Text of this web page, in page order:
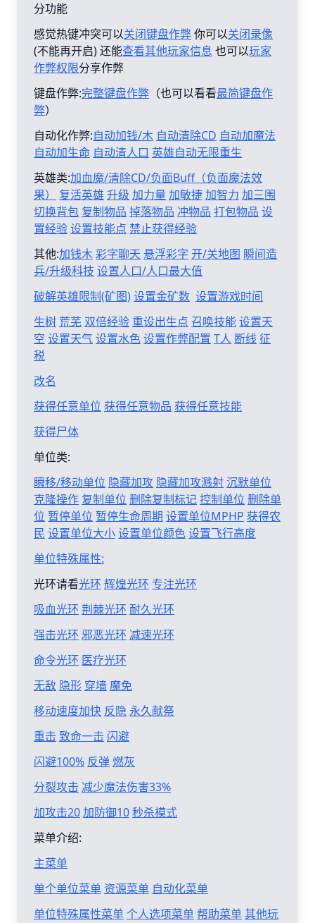
分功能
感觉热键冲突可以关闭键盘作弊你可以关闭录像
(不能再开启) 还能查看其他玩家信息 也可以玩家
作弊权限分享作弊
键盘作弊:完整键盘作弊 （也可以看看最简键盘作
弊）
自动化作弊:自动加钱/木 自动清除CD 自动加魔法
自动加生命 自动清人口 英雄自动无限重生
英雄类:加血魔/清除CD/负面Buff（负面魔法效
果）
复活英雄 升级 加力量 加敏捷加智力 加三围
切换背包 复制物品 掉落物品 冲物品 打包物品 设
置经验设置技能点 禁止获得经验
其他:加钱木彩字聊天 悬浮彩字 开/关地图 瞬间造
兵/升级科技 设置人口/人口最大值
破解英雄限制(矿图)设置金矿数 设置游戏时间
生树 荒芜 双倍经验 重设出生点 召唤技能设置天
空 设置天气设置水色设置作弊配置 T人 断线征
税
改名
获得任意单位 获得任意物品 获得任意技能
获得尸体
单位类:
瞬移/移动单位 隐藏加攻 隐藏加攻溅射沉默单位
克隆操作 复制单位 删除复制标记控制单位 删除单
位 暂停单位 暂停生命周期 设置单位MPHP 获得农
民 设置单位大小设置单位颜色设置飞行高度
单位特殊属性:
光环请看光环 辉煌光环 专注光环
吸血光环 荆棘光环 耐久光环
强击光环 邪恶光环 减速光环
命令光环 医疗光环
无敌 隐形 穿墙 魔免
移动速度加快 反隐 永久献祭
重击 致命一击 闪避
闪避100% 反弹燃灰
分裂攻击 减少魔法伤害33%
加攻击20加防御10秒杀模式
菜单介绍:
主菜单
单个单位菜单 资源菜单 自动化菜单
单位特殊属性菜单个人选项菜单帮助菜单其他玩